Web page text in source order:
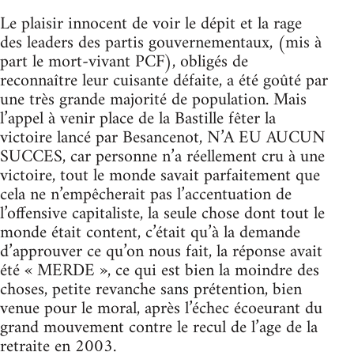
Le plaisir innocent de voir le dépit et la rage
des leaders des partis gouvernementaux, (mis à
part le mort-vivant PCF), obligés de
reconnaître leur cuisante défaite, a été goûté par
une très grande majorité de population. Mais
l’appel à venir place de la Bastille fêter la
victoire lancé par Besancenot, N’A EU AUCUN
SUCCES, car personne n’a réellement cru à une
victoire, tout le monde savait parfaitement que
cela ne n’empêcherait pas l’accentuation de
l’offensive capitaliste, la seule chose dont tout le
monde était content, c’était qu’à la demande
d’approuver ce qu’on nous fait, la réponse avait
été « MERDE », ce qui est bien la moindre des
choses, petite revanche sans prétention, bien
venue pour le moral, après l’échec écoeurant du
grand mouvement contre le recul de l’age de la